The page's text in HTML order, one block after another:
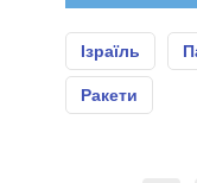
Ізраїль
Ракети